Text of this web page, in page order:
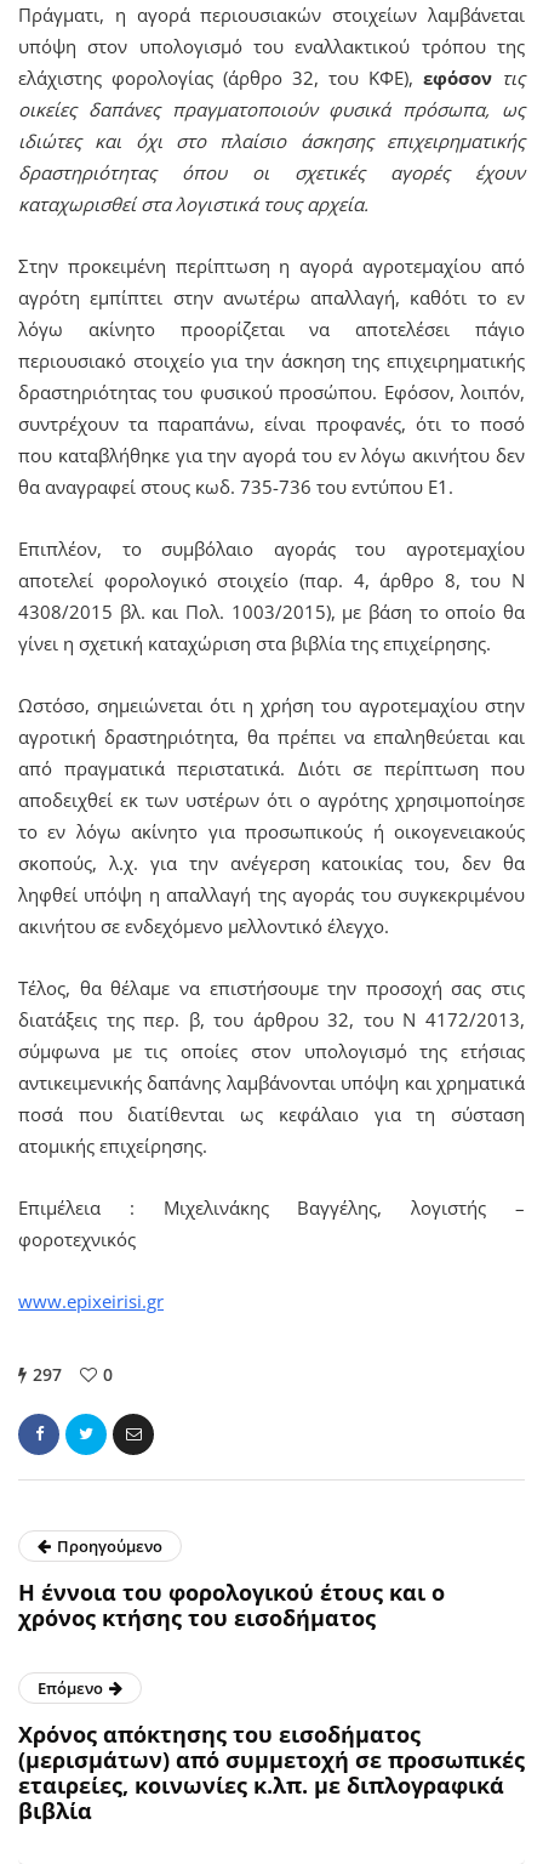
Πράγματι, η αγορά περιουσιακών στοιχείων λαμβάνεται
υπόψη στον υπολογισμό του εναλλακτικού τρόπου της
ελάχιστης φορολογίας (άρθρο 32, του ΚΦΕ), εφόσον τις
οικείες δαπάνες πραγματοποιούν φυσικά πρόσωπα, ως
ιδιώτες και όχι στο πλαίσιο άσκησης επιχειρηματικής
δραστηριότητας όπου οι σχετικές αγορές έχουν
καταχωρισθεί στα λογιστικά τους αρχεία.
Στην προκειμένη περίπτωση η αγορά αγροτεμαχίου από
αγρότη εμπίπτει στην ανωτέρω απαλλαγή, καθότι το εν
λόγω ακίνητο προορίζεται να αποτελέσει πάγιο
περιουσιακό στοιχείο για την άσκηση της επιχειρηματικής
δραστηριότητας του φυσικού προσώπου. Εφόσον, λοιπόν,
συντρέχουν τα παραπάνω, είναι προφανές, ότι το ποσό
που καταβλήθηκε για την αγορά του εν λόγω ακινήτου δεν
θα αναγραφεί στους κωδ. 735-736 του εντύπου Ε1.
Επιπλέον, το συμβόλαιο αγοράς του αγροτεμαχίου
αποτελεί φορολογικό στοιχείο (παρ. 4, άρθρο 8, του Ν
4308/2015 βλ. και Πολ. 1003/2015), με βάση το οποίο θα
γίνει η σχετική καταχώριση στα βιβλία της επιχείρησης.
Ωστόσο, σημειώνεται ότι η χρήση του αγροτεμαχίου στην
αγροτική δραστηριότητα, θα πρέπει να επαληθεύεται και
από πραγματικά περιστατικά. Διότι σε περίπτωση που
αποδειχθεί εκ των υστέρων ότι ο αγρότης χρησιμοποίησε
το εν λόγω ακίνητο για προσωπικούς ή οικογενειακούς
σκοπούς, λ.χ. για την ανέγερση κατοικίας του, δεν θα
ληφθεί υπόψη η απαλλαγή της αγοράς του συγκεκριμένου
ακινήτου σε ενδεχόμενο μελλοντικό έλεγχο.
Τέλος, θα θέλαμε να επιστήσουμε την προσοχή σας στις
διατάξεις της περ. β, του άρθρου 32, του Ν 4172/2013,
σύμφωνα με τις οποίες στον υπολογισμό της ετήσιας
αντικειμενικής δαπάνης λαμβάνονται υπόψη και χρηματικά
ποσά που διατίθενται ως κεφάλαιο για τη σύσταση
ατομικής επιχείρησης.
Επιμέλεια : Μιχελινάκης Βαγγέλης, λογιστής –
φοροτεχνικός
www.epixeirisi.gr
297 0
Προηγούμενο
H έννοια του φορολογικού έτους και o
χρόνος κτήσης του εισοδήματος
Επόμενο
Xρόνος απόκτησης του εισοδήματος
(μερισμάτων) από συμμετοχή σε προσωπικές
εταιρείες, κοινωνίες κ.λπ. με διπλογραφικά
βιβλία